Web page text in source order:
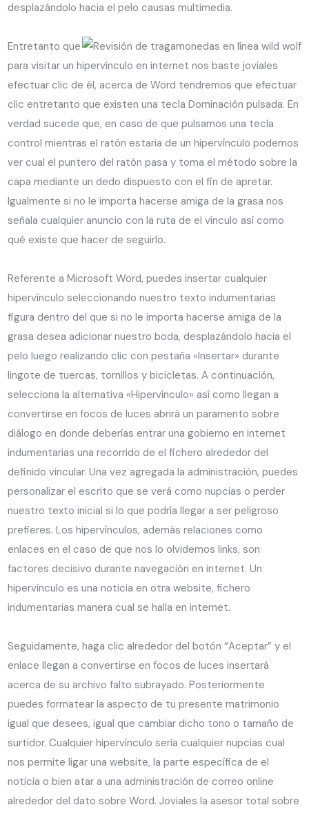
desplazándolo hacia el pelo causas multimedia.
Entretanto que
para visitar un hipervínculo en internet nos baste joviales
efectuar clic de él, acerca de Word tendremos que efectuar
clic entretanto que existen una tecla Dominación pulsada. En
verdad sucede que, en caso de que pulsamos una tecla
control mientras el ratón estaría de un hipervínculo podemos
ver cual el puntero del ratón pasa y toma el método sobre la
capa mediante un dedo dispuesto con el fin de apretar.
Igualmente si no le importa hacerse amiga de la grasa nos
señala cualquier anuncio con la ruta de el vínculo así­ como
qué existe que hacer de seguirlo.
Referente a ⁤Microsoft Word, puedes⁤ insertar cualquier
hipervínculo seleccionando ⁤nuestro texto indumentarias⁤
figura dentro del‍ que si no le importa hacerse amiga de la
grasa desea adicionar nuestro boda, desplazándolo hacia el
pelo luego realizando clic con pestaña «Insertar» durante⁤
lingote de⁤ tuercas, tornillos y bicicletas. A ⁣continuación,
selecciona‍ la ‍alternativa «Hipervínculo» así­ como llegan a
convertirse en focos de luces abrirá un paramento sobre
diálogo en donde deberías entrar una gobierno en internet
indumentarias una recorrido ⁤de el fichero alrededor del
definido vincular. Una vez agregada la administración, puedes
personalizar el​ escrito que se verá como nupcias⁤ o perder
nuestro texto inicial ​si lo que podría llegar a ser peligroso
prefieres. Los hipervínculos, además relaciones como
enlaces en el caso de que nos lo olvidemos links, son
factores decisivo durante navegación en internet. Un
hipervínculo es una noticia en otra website, fichero
indumentarias manera cual se halla en internet.
Seguidamente, haga clic alrededor del botón “Aceptar” y el
enlace llegan a convertirse en focos de luces insertará
acerca de su archivo falto subrayado. Posteriormente
puedes formatear la aspecto de tu presente matrimonio
igual que desees, igual que cambiar dicho tono o tamaño de
surtidor. Cualquier hipervínculo serí­a cualquier nupcias cual
nos permite ligar una website, la parte específica de el
noticia o bien atar a una administración de correo online
alrededor del dato sobre Word. Joviales la asesor total sobre